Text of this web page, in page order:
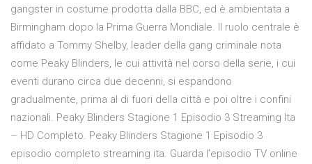
gangster in costume prodotta dalla BBC, ed è ambientata a
Birmingham dopo la Prima Guerra Mondiale. Il ruolo centrale è
affidato a Tommy Shelby, leader della gang criminale nota
come Peaky Blinders, le cui attività nel corso della serie, i cui
eventi durano circa due decenni, si espandono
gradualmente, prima al di fuori della città e poi oltre i confini
nazionali. Peaky Blinders Stagione 1 Episodio 3 Streaming Ita
– HD Completo. Peaky Blinders Stagione 1 Episodio 3
episodio completo streaming ita. Guarda l’episodio TV online